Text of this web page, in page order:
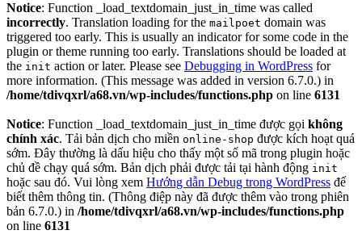
Notice: Function _load_textdomain_just_in_time was called
incorrectly. Translation loading for the mailpoet domain was
triggered too early. This is usually an indicator for some code in the
plugin or theme running too early. Translations should be loaded at
the init action or later. Please see Debugging in WordPress for
more information. (This message was added in version 6.7.0.) in
/home/tdivqxrl/a68.vn/wp-includes/functions.php on line 6131
Notice: Function _load_textdomain_just_in_time được gọi không
chính xác. Tải bản dịch cho miền online-shop được kích hoạt quá
sớm. Đây thường là dấu hiệu cho thấy một số mã trong plugin hoặc
chủ đề chạy quá sớm. Bản dịch phải được tải tại hành động init
hoặc sau đó. Vui lòng xem Hướng dẫn Debug trong WordPress để
biết thêm thông tin. (Thông điệp này đã được thêm vào trong phiên
bản 6.7.0.) in /home/tdivqxrl/a68.vn/wp-includes/functions.php
on line 6131